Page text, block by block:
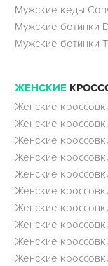
Мужские кеды
Мужские ботинки
Мужские ботинки
ЖЕНСКИЕ
Женские
Женские
Женские
Женские
Женские
Женские
Женские
Женские
Женские
Женские